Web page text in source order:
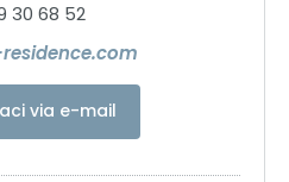
30 68 52
via e-mail